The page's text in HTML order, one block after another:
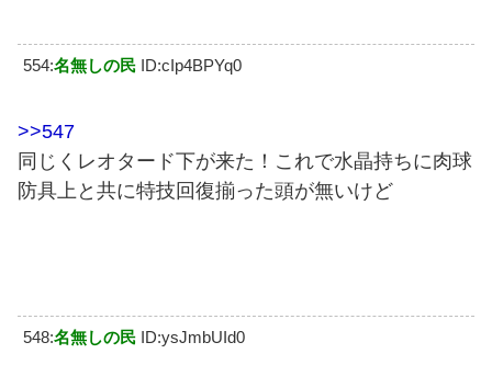
554:名無しの民 ID:cIp4BPYq0
>>547
同じくレオタード下が来た！これで水晶持ちに肉球
防具上と共に特技回復揃った頭が無いけど
548:名無しの民 ID:ysJmbUId0